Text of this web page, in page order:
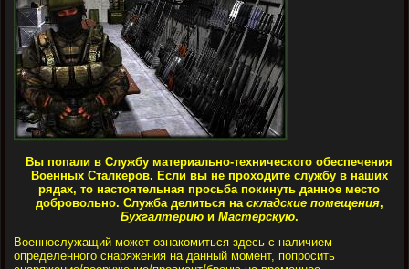
Вы попали в Службу материально-технического обеспечения
Военных Сталкеров. Если вы не проходите службу в наших
рядах, то настоятельная просьба покинуть данное место
добровольно. Служба делиться на складские помещения,
Бухгалтериюи Мастерскую.
Военнослужащий может ознакомиться здесь с наличием
определенного снаряжения на данный момент, попросить